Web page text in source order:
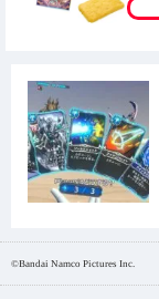
©Bandai Namco Pictures Inc.